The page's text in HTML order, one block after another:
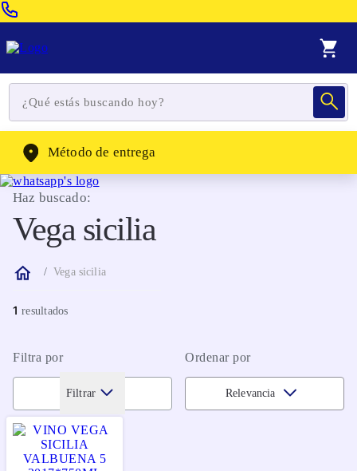
WhatsApp: (302) 262-4104
Método de entrega
Haz buscado:
Vega sicilia
Vega sicilia
1
Filtra por Ordenar por
Filtrar Relevancia